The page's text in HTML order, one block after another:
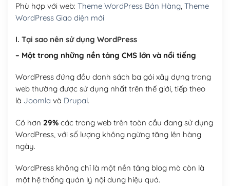
Hosting 5GB SSD (1 năm)
Hosting 8GB SSD (1 năm)
Phù hợp với web: Theme WordPress Bán Hàng, Theme
WordPress Giao diện mới
I. Tại sao nên sử dụng WordPress
– Một trong những nền tảng CMS lớn và nổi tiếng
WordPress đứng đầu danh sách ba gói xây dựng trang
web thường được sử dụng nhất trên thế giới, tiếp theo
là Joomla và Drupal.
Có hơn 29%các trang web trên toàn cầu đang sử dụng
WordPress, với số lượng không ngừng tăng lên hàng
ngày.
WordPress không chỉ là một nền tảng blog mà còn là
một hệ thống quản lý nội dung hiệu quả.